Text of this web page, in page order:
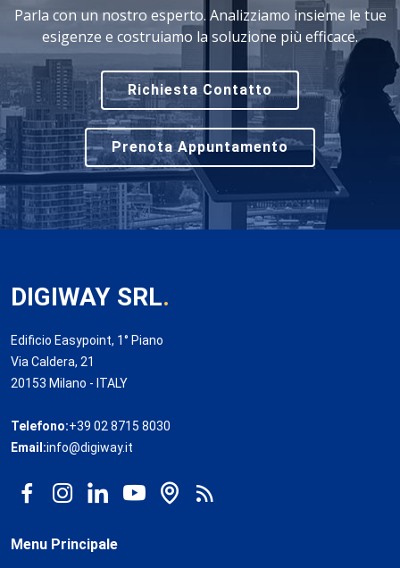
Parla con un nostro esperto. Analizziamo insieme le tue
esigenze e costruiamo la soluzione più efficace.
Richiesta Contatto
Prenota Appuntamento
DIGIWAY SRL.
Edificio Easypoint, 1° Piano
Via Caldera, 21
20153 Milano - ITALY
Telefono:+39 02 8715 8030
Email:info@digiway.it
Menu Principale